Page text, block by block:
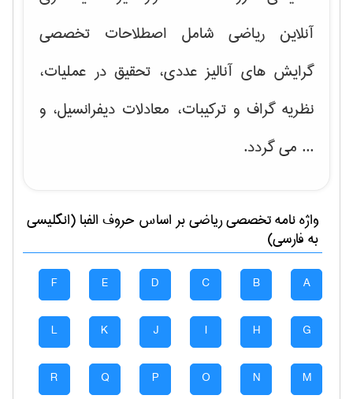
آنلاین ریاضی شامل اصطلاحات تخصصی
گرایش های آنالیز عددی، تحقیق در عملیات،
نظریه گراف و تركیبات، معادلات دیفرانسیل، و
... می گردد.
واژه نامه تخصصیرياضیبر اساس حروف الفبا (انگلیسی
به فارسی)
A
B
C
D
E
F
G
H
I
J
K
L
M
N
O
P
Q
R